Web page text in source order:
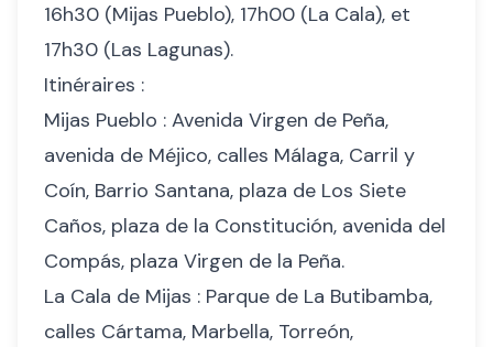
16h30 (Mijas Pueblo), 17h00 (La Cala), et
17h30 (Las Lagunas).
Itinéraires :
Mijas Pueblo : Avenida Virgen de Peña,
avenida de Méjico, calles Málaga, Carril y
Coín, Barrio Santana, plaza de Los Siete
Caños, plaza de la Constitución, avenida del
Compás, plaza Virgen de la Peña.
La Cala de Mijas : Parque de La Butibamba,
calles Cártama, Marbella, Torreón,